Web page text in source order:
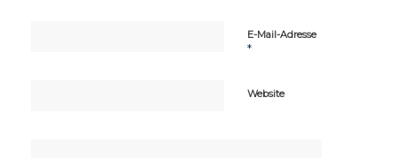
E-Mail-Adresse
*
Website